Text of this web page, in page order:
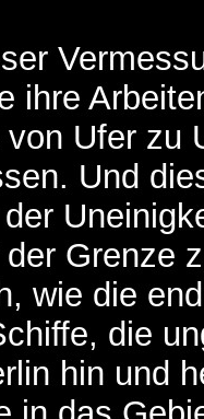
ihre
Ufer zu
Und
Grenze
wie die
die
hin und